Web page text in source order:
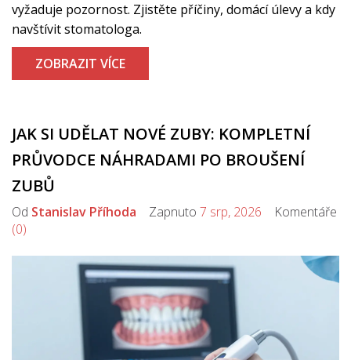
vyžaduje pozornost. Zjistěte příčiny, domácí úlevy a kdy
navštívit stomatologa.
ZOBRAZIT VÍCE
JAK SI UDĚLAT NOVÉ ZUBY: KOMPLETNÍ
PRŮVODCE NÁHRADAMI PO BROUŠENÍ
ZUBŮ
Od Stanislav Příhoda Zapnuto 7 srp, 2026 Komentáře
(0)